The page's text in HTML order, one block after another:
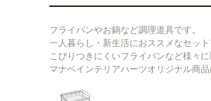
フライパンやお鍋など調理道具です。
一人暮らし・新生活におススメなセッ
こびりつきにくいフライパンなど様々に
マナベインテリアハーツオリジナル商